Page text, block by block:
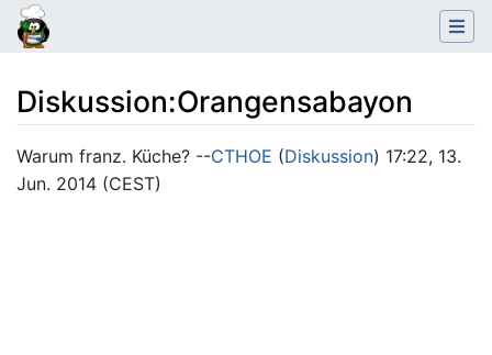
Diskussion:Orangensabayon
Wechseln zu: Navigation,Suche
Warum franz. Küche? --CTHOE (Diskussion) 17:22, 13.
Jun. 2014 (CEST)